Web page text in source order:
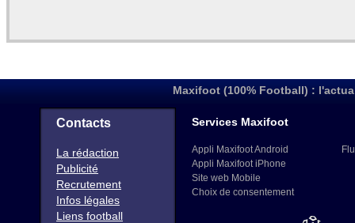
Maxifoot (100% Football) :
Contacts
La rédaction
Publicité
Recrutement
Infos légales
Liens football
Services Maxifoot
Appli Maxifoot Android
Appli Maxifoot iPhone
Site web Mobile
Choix de consentement